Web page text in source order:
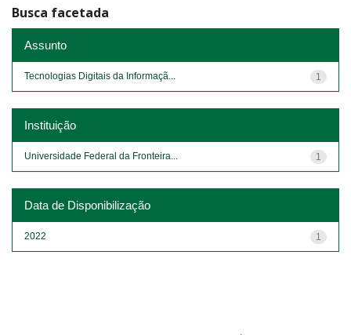
Busca facetada
Assunto
1
Tecnologias Digitais da Informaçã...
Instituição
1
Universidade Federal da Fronteira...
Data de Disponibilização
1
2022